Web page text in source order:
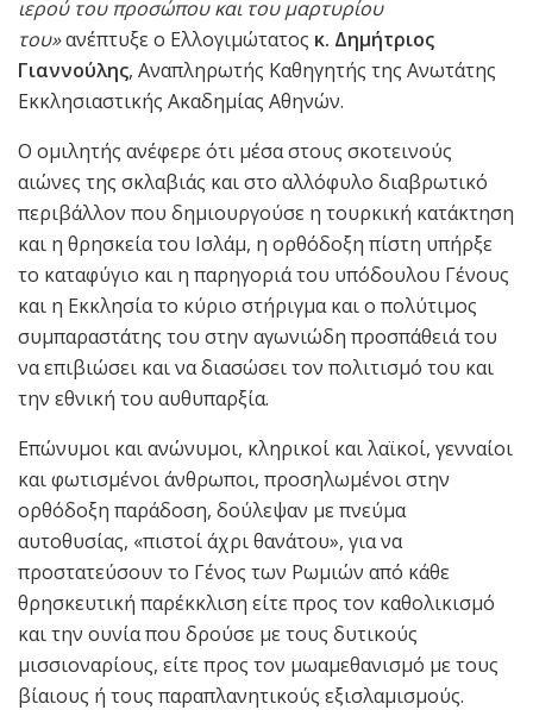
ιερού του προσώπου και του μαρτυρίου
του»ανέπτυξε ο Ελλογιμώτατος κ. Δημήτριος
Γιαννούλης, Αναπληρωτής Καθηγητής της Ανωτάτης
Εκκλησιαστικής Ακαδημίας Αθηνών.
Ο ομιλητής ανέφερε ότι μέσα στους σκοτεινούς
αιώνες της σκλαβιάς και στο αλλόφυλο διαβρωτικό
περιβάλλον που δημιουργούσε η τουρκική κατάκτηση
και η θρησκεία του Ισλάμ, η ορθόδοξη πίστη υπήρξε
το καταφύγιο και η παρηγοριά του υπόδουλου Γένους
και η Εκκλησία το κύριο στήριγμα και ο πολύτιμος
συμπαραστάτης του στην αγωνιώδη προσπάθειά του
να επιβιώσει και να διασώσει τον πολιτισμό του και
την εθνική του αυθυπαρξία.
Επώνυμοι και ανώνυμοι, κληρικοί και λαϊκοί, γενναίοι
και φωτισμένοι άνθρωποι, προσηλωμένοι στην
ορθόδοξη παράδοση, δούλεψαν με πνεύμα
αυτοθυσίας, «πιστοί άχρι θανάτου», για να
προστατεύσουν το Γένος των Ρωμιών από κάθε
θρησκευτική παρέκκλιση είτε προς τον καθολικισμό
και την ουνία που δρούσε με τους δυτικούς
μισσιοναρίους, είτε προς τον μωαμεθανισμό με τους
βίαιους ή τους παραπλανητικούς εξισλαμισμούς.